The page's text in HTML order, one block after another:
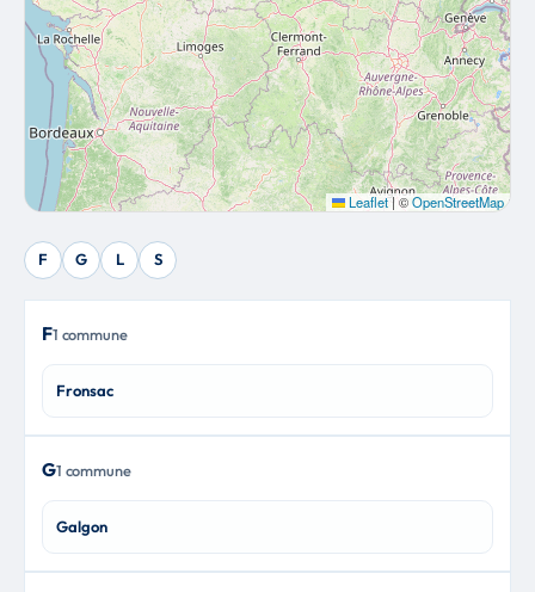
Leaflet| ©OpenStreetMap
F G L S
F1 commune
Fronsac
G1 commune
Galgon